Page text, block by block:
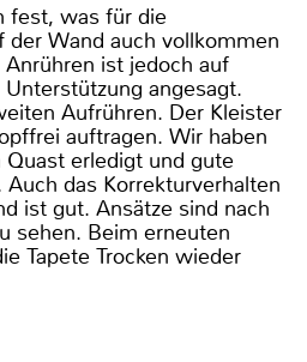
fest, was für die
der Wand auch vollkommen
ist jedoch auf
angesagt.
Aufrühren. Der Kleister
auftragen. Wir haben
erledigt und gute
das Korrekturverhalten
ist gut. Ansätze sind nach
sehen. Beim erneuten
Tapete Trocken wieder